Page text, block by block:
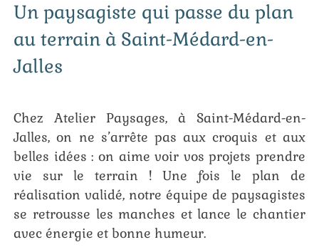
Un paysagiste qui passe du plan
au terrain à Saint-Médard-en-
Jalles
Chez Atelier Paysages, à Saint-Médard-en-
Jalles, on ne s’arrête pas aux croquis et aux
belles idées : on aime voir vos projets prendre
vie sur le terrain ! Une fois le plan de
réalisation validé, notre équipe de paysagistes
se retrousse les manches et lance le chantier
avec énergie et bonne humeur.